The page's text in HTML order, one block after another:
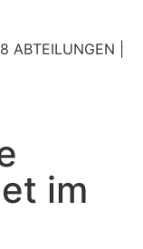
|
im